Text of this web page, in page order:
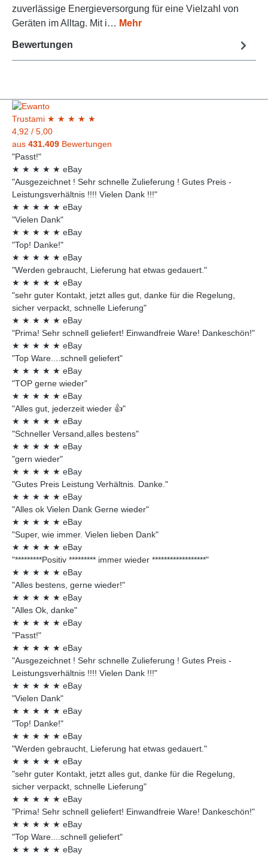
zuverlässige Energieversorgung für eine Vielzahl von
Geräten im Alltag. Mit i… Mehr
Bewertungen
Trustami ★ ★ ★ ★ ★
4,92 / 5,00
aus 431.409 Bewertungen
"Passt!"
★ ★ ★ ★ ★ eBay
"Ausgezeichnet ! Sehr schnelle Zulieferung ! Gutes Preis -
Leistungsverhältnis !!!! Vielen Dank !!!"
★ ★ ★ ★ ★ eBay
"Vielen Dank"
★ ★ ★ ★ ★ eBay
"Top! Danke!"
★ ★ ★ ★ ★ eBay
"Werden gebraucht, Lieferung hat etwas gedauert."
★ ★ ★ ★ ★ eBay
"sehr guter Kontakt, jetzt alles gut, danke für die Regelung,
sicher verpackt, schnelle Lieferung"
★ ★ ★ ★ ★ eBay
"Prima! Sehr schnell geliefert! Einwandfreie Ware! Dankeschön!"
★ ★ ★ ★ ★ eBay
"Top Ware....schnell geliefert"
★ ★ ★ ★ ★ eBay
"TOP gerne wieder"
★ ★ ★ ★ ★ eBay
"Alles gut, jederzeit wieder 👍"
★ ★ ★ ★ ★ eBay
"Schneller Versand,alles bestens"
★ ★ ★ ★ ★ eBay
"gern wieder"
★ ★ ★ ★ ★ eBay
"Gutes Preis Leistung Verhältnis. Danke."
★ ★ ★ ★ ★ eBay
"Alles ok Vielen Dank Gerne wieder"
★ ★ ★ ★ ★ eBay
"Super, wie immer. Vielen lieben Dank"
★ ★ ★ ★ ★ eBay
"*********Positiv ********* immer wieder ******************"
★ ★ ★ ★ ★ eBay
"Alles bestens, gerne wieder!"
★ ★ ★ ★ ★ eBay
"Alles Ok, danke"
★ ★ ★ ★ ★ eBay
"Passt!"
★ ★ ★ ★ ★ eBay
"Ausgezeichnet ! Sehr schnelle Zulieferung ! Gutes Preis -
Leistungsverhältnis !!!! Vielen Dank !!!"
★ ★ ★ ★ ★ eBay
"Vielen Dank"
★ ★ ★ ★ ★ eBay
"Top! Danke!"
★ ★ ★ ★ ★ eBay
"Werden gebraucht, Lieferung hat etwas gedauert."
★ ★ ★ ★ ★ eBay
"sehr guter Kontakt, jetzt alles gut, danke für die Regelung,
sicher verpackt, schnelle Lieferung"
★ ★ ★ ★ ★ eBay
"Prima! Sehr schnell geliefert! Einwandfreie Ware! Dankeschön!"
★ ★ ★ ★ ★ eBay
"Top Ware....schnell geliefert"
★ ★ ★ ★ ★ eBay